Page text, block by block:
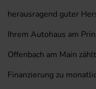
herausragend guter
Ihrem Autohaus am
Offenbach am Main
Finanzierung zu